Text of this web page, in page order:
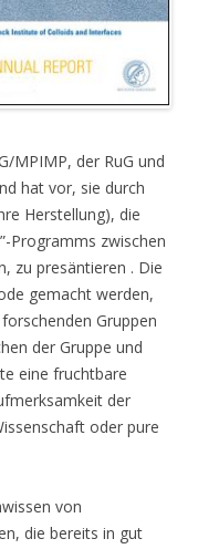
MPIMP, der RuG und
hat vor, sie durch
Herstellung), die
Programms zwischen
zu presäntieren . Die
gemacht werden,
Gruppen
der Gruppe und
eine fruchtbare
der
oder pure
von
die bereits in gut